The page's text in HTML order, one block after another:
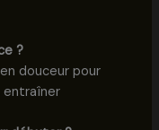
?
douceur pour
entraîner